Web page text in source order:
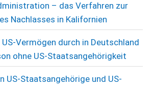
– das Verfahren zur
Nachlasses in Kalifornien
US-Vermögen durch in Deutschland
ohne US-Staatsangehörigkeit
US-Staatsangehörige und US-